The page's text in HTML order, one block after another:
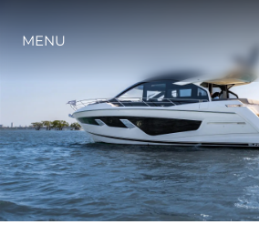
MENU